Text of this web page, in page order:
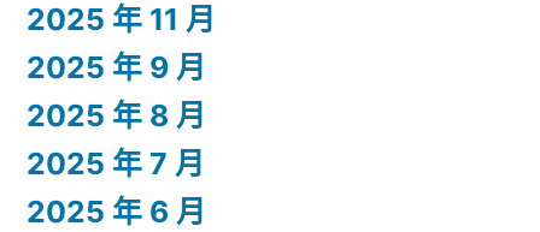
2025 年 11 月
2025 年 9 月
2025 年 8 月
2025 年 7 月
2025 年 6 月